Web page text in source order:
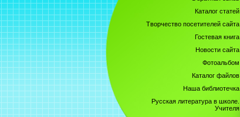
Каталог статей
Творчество посетителей сайта
Гостевая книга
Новости сайта
Фотоальбом
Каталог файлов
Наша библиотечка
Русская литература в школе.
Учителя